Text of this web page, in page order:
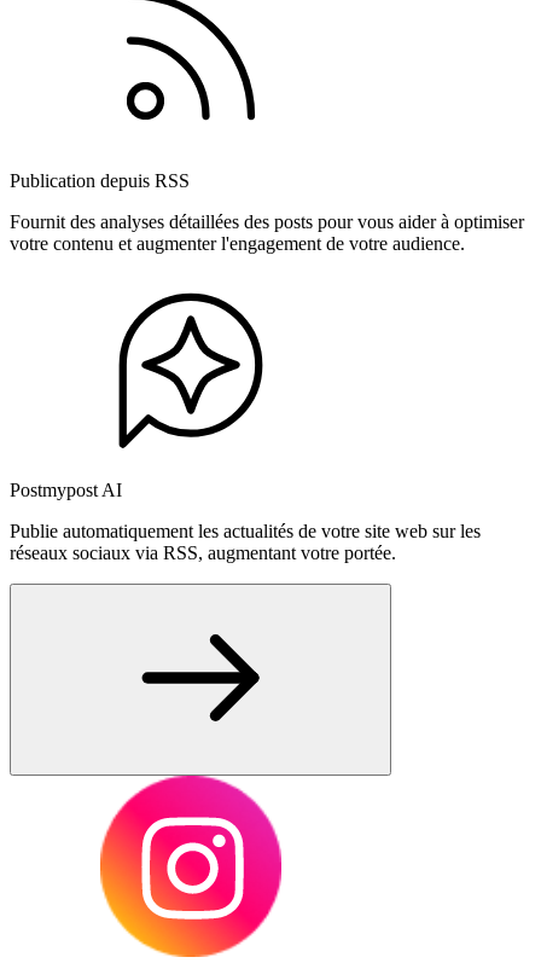
Publication depuis RSS
Fournit des analyses détaillées des posts pour vous aider à optimiser
votre contenu et augmenter l'engagement de votre audience.
Postmypost AI
Publie automatiquement les actualités de votre site web sur les
réseaux sociaux via RSS, augmentant votre portée.